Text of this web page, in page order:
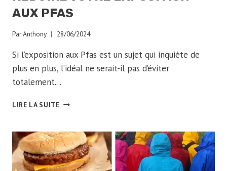
AUX PFAS
ParAnthony 28/06/2024
Si l’exposition aux Pfas est un sujet qui inquiète de
plus en plus, l’idéal ne serait-il pas d’éviter
totalement…
LIRE LA SUITECONSEILS
RÉDUIRE
VOTRE
EXPOSITION
AUX